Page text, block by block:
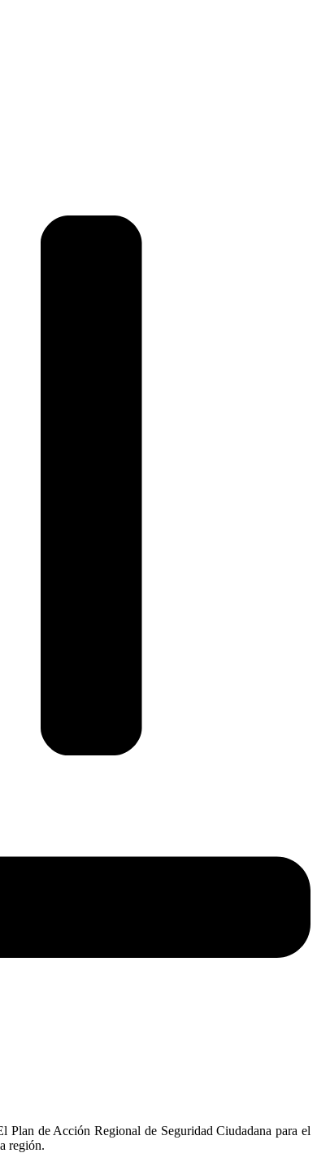
de Acción Regional de Seguridad Ciudadana para el
región.